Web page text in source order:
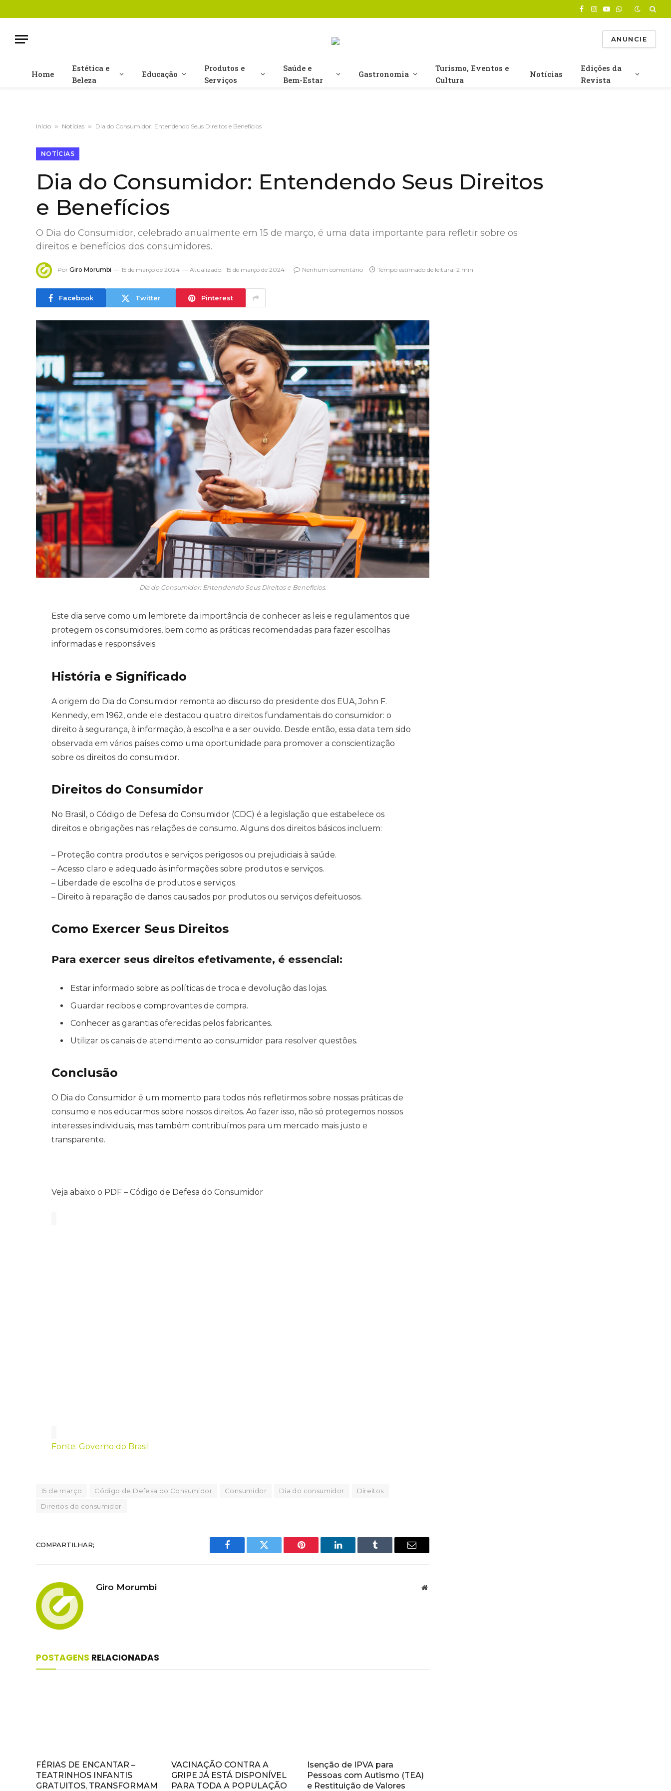
Facebook
Instagram
YouTube
WhatsApp
ANUNCIE
Home
Estética e
Beleza
Educação
Produtos e
Serviços
Saúde e
Bem-Estar
Gastronomia
Turismo, Eventos e
Cultura
Notícias
Edições da
Revista
Início » Notícias » Dia do Consumidor: Entendendo Seus Direitos e Benefícios
NOTÍCIAS
Dia do Consumidor: Entendendo Seus Direitos
e Benefícios
O Dia do Consumidor, celebrado anualmente em 15 de março, é uma data importante para refletir sobre os
direitos e benefícios dos consumidores.
Por Giro Morumbi 15 de março de 2024 Atualizado: 15 de março de 2024 Nenhum comentário Tempo estimado de leitura: 2 min
Facebook Twitter Pinterest
Dia do Consumidor: Entendendo Seus Direitos e Benefícios.
Este dia serve como um lembrete da importância de conhecer as leis e regulamentos que
protegem os consumidores, bem como as práticas recomendadas para fazer escolhas
informadas e responsáveis.
História e Significado
A origem do Dia do Consumidor remonta ao discurso do presidente dos EUA, John F.
Kennedy, em 1962, onde ele destacou quatro direitos fundamentais do consumidor: o
direito à segurança, à informação, à escolha e a ser ouvido. Desde então, essa data tem sido
observada em vários países como uma oportunidade para promover a conscientização
sobre os direitos do consumidor.
Direitos do Consumidor
No Brasil, o Código de Defesa do Consumidor (CDC) é a legislação que estabelece os
direitos e obrigações nas relações de consumo. Alguns dos direitos básicos incluem:
– Proteção contra produtos e serviços perigosos ou prejudiciais à saúde.
– Acesso claro e adequado às informações sobre produtos e serviços.
– Liberdade de escolha de produtos e serviços.
– Direito à reparação de danos causados por produtos ou serviços defeituosos.
Como Exercer Seus Direitos
Para exercer seus direitos efetivamente, é essencial:
Estar informado sobre as políticas de troca e devolução das lojas.
Guardar recibos e comprovantes de compra.
Conhecer as garantias oferecidas pelos fabricantes.
Utilizar os canais de atendimento ao consumidor para resolver questões.
Conclusão
O Dia do Consumidor é um momento para todos nós refletirmos sobre nossas práticas de
consumo e nos educarmos sobre nossos direitos. Ao fazer isso, não só protegemos nossos
interesses individuais, mas também contribuímos para um mercado mais justo e
transparente.
Veja abaixo o PDF – Código de Defesa do Consumidor
Fonte: Governo do Brasil
15 de março Código de Defesa do Consumidor Consumidor Dia do consumidor
Direitos
Direitos do consumidor
COMPARTILHAR;
Facebook Twitter Pinterest LinkedIn Tumblr Email
Giro Morumbi Website
POSTAGENS RELACIONADAS
FÉRIAS DE ENCANTAR –
TEATRINHOS INFANTIS
GRATUITOS, TRANSFORMAM
VACINAÇÃO CONTRA A
GRIPE JÁ ESTÁ DISPONÍVEL
PARA TODA A POPULAÇÃO
Isenção de IPVA para
Pessoas com Autismo (TEA)
e Restituição de Valores